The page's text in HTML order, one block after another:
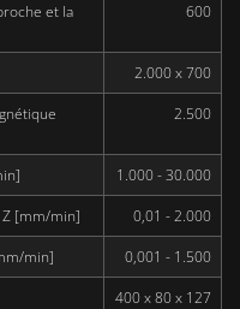
et la
600
2.000 x 700
2.500
1.000 - 30.000
Z [mm/min] 0,01 - 2.000
min] 0,001 - 1.500
400 x 80 x 127